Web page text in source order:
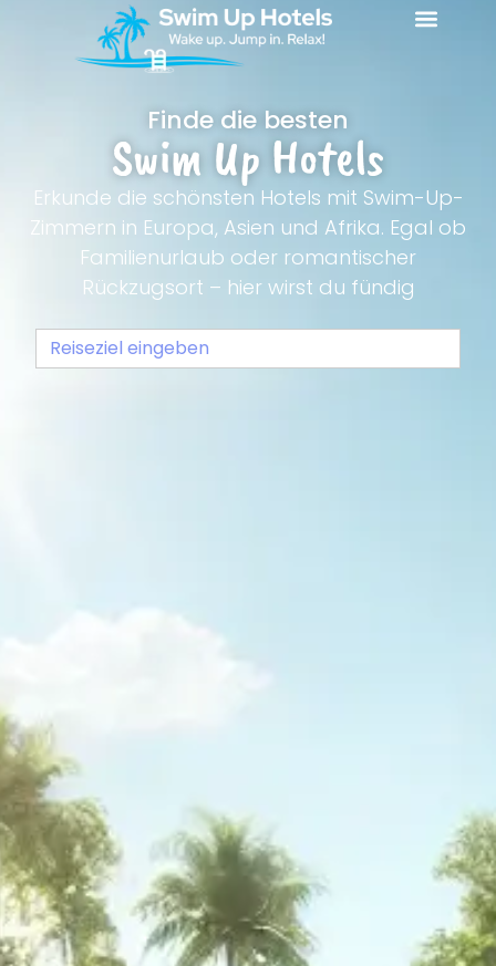
Finde die besten
Swim Up Hotels
Erkunde die schönsten Hotels mit Swim-Up-
Zimmern in Europa, Asien und Afrika. Egal ob
Familienurlaub oder romantischer
Rückzugsort – hier wirst du fündig
Search
for: